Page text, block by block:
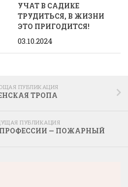
УЧАТ В САДИКЕ
ТРУДИТЬСЯ, В ЖИЗНИ
ЭТО ПРИГОДИТСЯ!
03.10.2024
ПУБЛИКАЦИЯ
ТРОПА
ПУБЛИКАЦИЯ
— ПОЖАРНЫЙ